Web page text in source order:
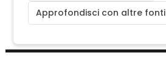
Approfondisci con altre fonti